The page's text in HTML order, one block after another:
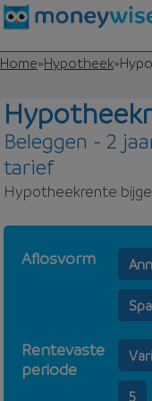
Home»Hypotheek»
Beleggen - 2
tarief
Hypotheekrente
Aflosvorm
Rentevaste
periode
5